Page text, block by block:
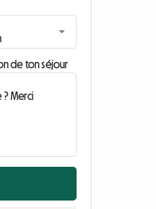
de ton séjour